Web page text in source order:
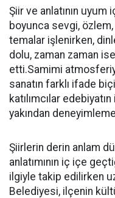
Şiir ve anlatının uyum
boyunca sevgi,
temalar işlenirken,
dolu, zaman zaman
etti.Samimi
sanatın farklı ifade
katılımcılar
yakından
Şiirlerin derin anlam
anlatımının iç içe
ilgiyle takip edilirken
Belediyesi, ilçenin